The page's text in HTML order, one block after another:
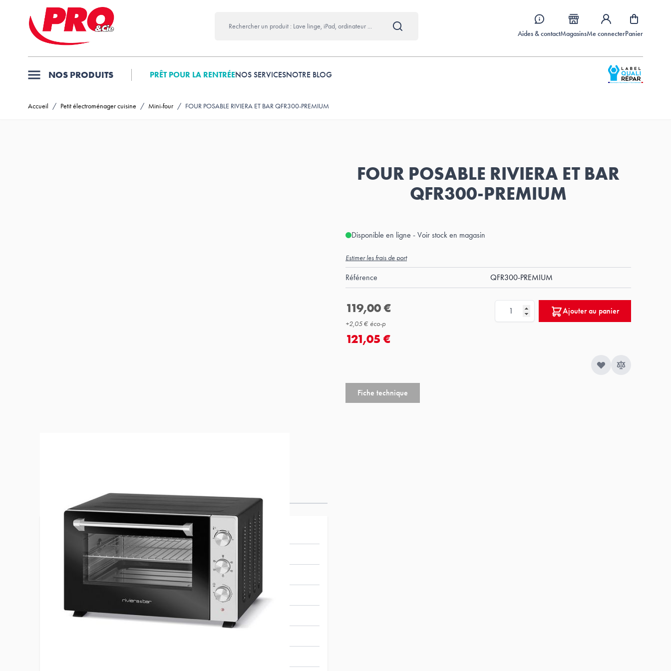
Allez au contenu
Aides & contactMagasinsMe connecterPanier
NOS PRODUITS PRÊT POUR LA RENTRÉENOS SERVICESNOTRE BLOG
Accueil / Petit électroménager cuisine / Mini-four / FOUR POSABLE RIVIERA ET BAR QFR300-PREMIUM
FOUR POSABLE RIVIERA ET BAR
QFR300-PREMIUM
Disponible en ligne - Voir stock en magasin
Estimer les frais de port
Référence QFR300-PREMIUM
119,00 €
+2,05 € éco-p
121,05 €
Ajouter au panier
Fiche technique
Accessoire(s) fourni(s) 1 pince
30 L
Chaleur pulsée Non
Convection naturelle